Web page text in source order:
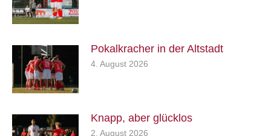
Pokalkracher in der Altstadt
4. August 2026
Knapp, aber glücklos
2. August 2026